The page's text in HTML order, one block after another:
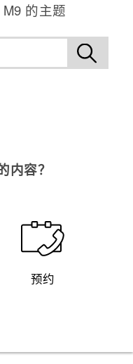
的主题
内容？
预约